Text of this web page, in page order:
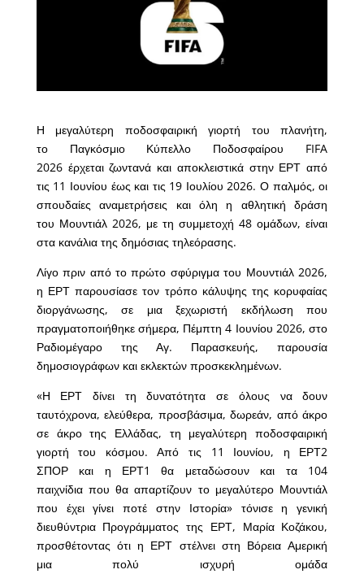
Η μεγαλύτερη ποδοσφαιρική γιορτή του πλανήτη,
το Παγκόσμιο Κύπελλο Ποδοσφαίρου FIFA
2026 έρχεται ζωντανά και αποκλειστικά στην ΕΡΤ από
τις 11 Ιουνίου έως και τις 19 Ιουλίου 2026. Ο παλμός, οι
σπουδαίες αναμετρήσεις και όλη η αθλητική δράση
του Μουντιάλ 2026, με τη συμμετοχή 48 ομάδων, είναι
στα κανάλια της δημόσιας τηλεόρασης.
Λίγο πριν από το πρώτο σφύριγμα του Μουντιάλ 2026,
η ΕΡΤ παρουσίασε τον τρόπο κάλυψης της κορυφαίας
διοργάνωσης, σε μια ξεχωριστή εκδήλωση που
πραγματοποιήθηκε σήμερα, Πέμπτη 4 Ιουνίου 2026, στο
Ραδιομέγαρο της Αγ. Παρασκευής, παρουσία
δημοσιογράφων και εκλεκτών προσκεκλημένων.
«Η ΕΡΤ δίνει τη δυνατότητα σε όλους να δουν
ταυτόχρονα, ελεύθερα, προσβάσιμα, δωρεάν, από άκρο
σε άκρο της Ελλάδας, τη μεγαλύτερη ποδοσφαιρική
γιορτή του κόσμου. Από τις 11 Ιουνίου, η ΕΡΤ2
ΣΠΟΡ και η ΕΡΤ1 θα μεταδώσουν και τα 104
παιχνίδια που θα απαρτίζουν το μεγαλύτερο Μουντιάλ
που έχει γίνει ποτέ στην Ιστορία» τόνισε η γενική
διευθύντρια Προγράμματος της ΕΡΤ, Μαρία Κοζάκου,
προσθέτοντας ότι η ΕΡΤ στέλνει στη Βόρεια Αμερική
μια πολύ ισχυρή ομάδα